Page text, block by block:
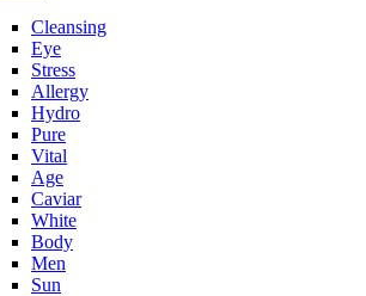
Cleansing
Eye
Stress
Allergy
Hydro
Pure
Vital
Age
Caviar
White
Body
Men
Sun